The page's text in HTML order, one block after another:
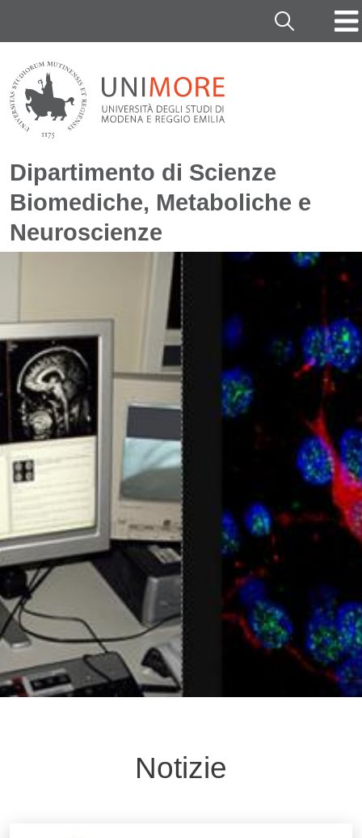
Cerca
Dipartimento di Scienze
Biomediche, Metaboliche e
Neuroscienze
Notizie